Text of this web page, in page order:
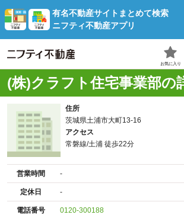
有名不動産サイトまとめて検索
ニフティ不動産アプリ
お気に入り
(株)クラフト住宅事業部の
住所
茨城県土浦市大町13-16
アクセス
常磐線/土浦 徒歩22分
営業時間 -
定休日 -
電話番号 0120-300188